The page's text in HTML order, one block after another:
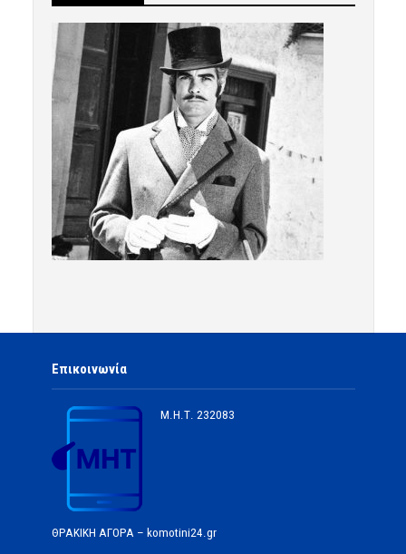
Επικοινωνία
Μ.Η.Τ. 232083
ΘΡΑΚΙΚΗ ΑΓΟΡΑ – komotini24.gr